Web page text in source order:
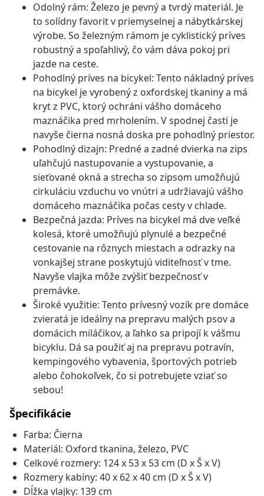
Odolný rám: Železo je pevný a tvrdý materiál. Je
to solídny favorit v priemyselnej a nábytkárskej
výrobe. So železným rámom je cyklistický príves
robustný a spoľahlivý, čo vám dáva pokoj pri
jazde na ceste.
Pohodlný príves na bicykel: Tento nákladný príves
na bicykel je vyrobený z oxfordskej tkaniny a má
kryt z PVC, ktorý ochráni vášho domáceho
maznáčika pred mrholením. V spodnej časti je
navyše čierna nosná doska pre pohodlný priestor.
Pohodlný dizajn: Predné a zadné dvierka na zips
uľahčujú nastupovanie a vystupovanie, a
sieťované okná a strecha so zipsom umožňujú
cirkuláciu vzduchu vo vnútri a udržiavajú vášho
domáceho maznáčika počas cesty v chlade.
Bezpečná jazda: Príves na bicykel má dve veľké
kolesá, ktoré umožňujú plynulé a bezpečné
cestovanie na rôznych miestach a odrazky na
vonkajšej strane poskytujú viditeľnosť v tme.
Navyše vlajka môže zvýšiť bezpečnosť v
premávke.
Široké využitie: Tento prívesný vozík pre domáce
zvieratá je ideálny na prepravu malých psov a
domácich miláčikov, a ľahko sa pripojí k vášmu
bicyklu. Dá sa použiť aj na prepravu potravín,
kempingového vybavenia, športových potrieb
alebo čohokoľvek, čo si potrebujete vziať so
sebou!
Špecifikácie
Farba: Čierna
Materiál: Oxford tkanina, železo, PVC
Celkové rozmery: 124 x 53 x 53 cm (D x Š x V)
Rozmery kabíny: 40 x 62 x 40 cm (D x Š x V)
Dĺžka vlajky: 139 cm